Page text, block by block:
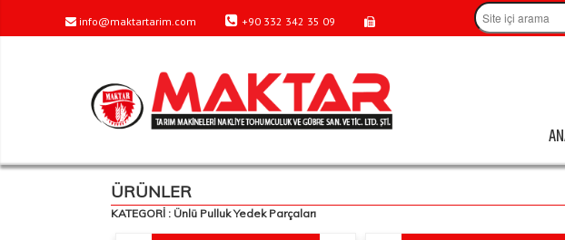
info@maktartarim.com +90 332 342 35 09
ÜRÜNLER
KATEGORİ : Ünlü Pulluk Yedek Parçaları